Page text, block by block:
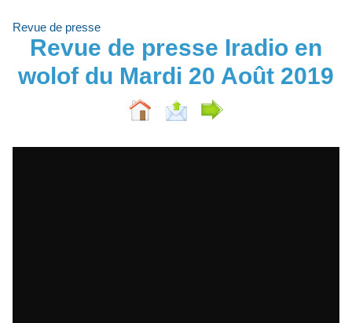
Revue de presse
Revue de presse Iradio en
wolof du Mardi 20 Août 2019